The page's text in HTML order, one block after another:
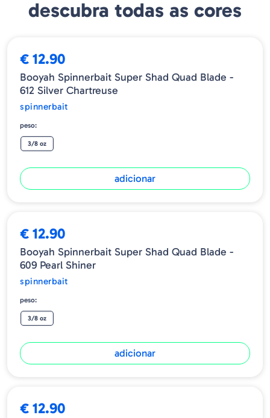
descubra todas as cores
€ 12.90
Booyah Spinnerbait Super Shad Quad Blade -
612 Silver Chartreuse
spinnerbait
peso:
3/8 oz
adicionar
€ 12.90
Booyah Spinnerbait Super Shad Quad Blade -
609 Pearl Shiner
spinnerbait
peso:
3/8 oz
adicionar
€ 12.90